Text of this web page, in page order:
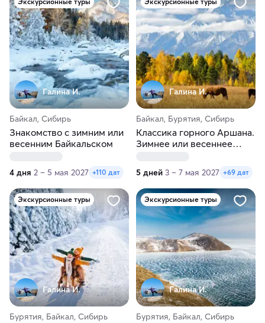
Галина И.
Байкал, Сибирь
Знакомство с зимним или
весенним Байкальском
4 дня 2 – 5 мая 2027 +110 дат
Галина И.
Байкал, Бурятия, Сибирь
Классика горного Аршана.
Зимнее или весеннее
5 дней 3 – 7 мая 2027 +69 дат
Экскурсионные туры
Галина И.
Бурятия, Байкал, Сибирь
Экскурсионные туры
Галина И.
Бурятия, Байкал, Сибирь